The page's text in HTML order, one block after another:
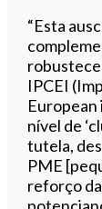
“Esta
IPCEI
nível de
tutela,
PME
reforço